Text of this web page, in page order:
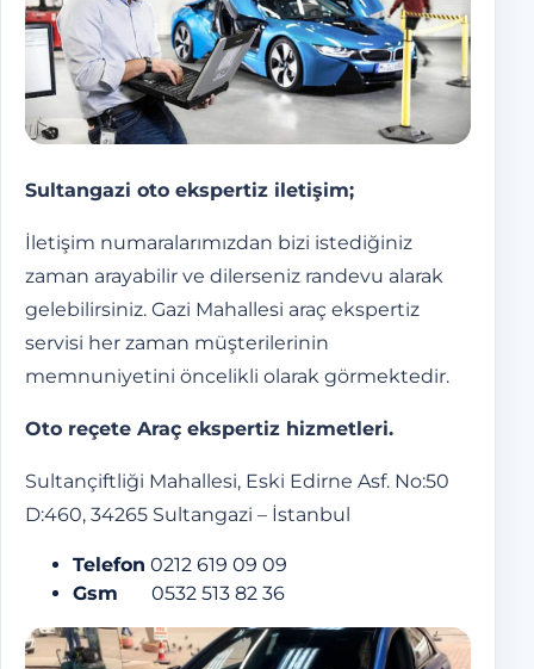
Sultangazi oto ekspertiz iletişim;
İletişim numaralarımızdan bizi istediğiniz
zaman arayabilir ve dilerseniz randevu alarak
gelebilirsiniz. Gazi Mahallesi araç ekspertiz
servisi her zaman müşterilerinin
memnuniyetini öncelikli olarak görmektedir.
Oto reçete Araç ekspertiz hizmetleri.
Sultançiftliği Mahallesi, Eski Edirne Asf. No:50
D:460, 34265 Sultangazi – İstanbul
Telefon 0212 619 09 09
Gsm
0532 513 82 36